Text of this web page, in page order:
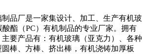
品厂是一家集设计、加工、生产有机玻
酯（PC）有机制品的专业厂家。拥有
要产品有：有机玻璃（亚克力）、各种
棒、方棒、挤出棒，有机浇铸加厚板